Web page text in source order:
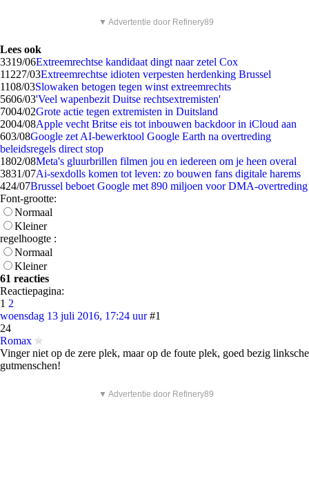
▼ Advertentie door Refinery89
Lees ook
3319/06Extreemrechtse kandidaat dingt naar zetel Cox
11227/03Extreemrechtse idioten verpesten herdenking Brussel
1108/03Slowaken betogen tegen winst extreemrechts
5606/03'Veel wapenbezit Duitse rechtsextremisten'
7004/02Grote actie tegen extremisten in Duitsland
2004/08Apple vecht Britse eis tot inbouwen backdoor in iCloud aan
603/08Google zet AI-bewerktool Google Earth na overtreding
beleidsregels direct stop
1802/08Meta's gluurbrillen filmen jou en iedereen om je heen overal
3831/07Ai-sexdolls komen tot leven: zo bouwen fans digitale harems
424/07Brussel beboet Google met 890 miljoen voor DMA-overtreding
Font-grootte:
Normaal
Kleiner
regelhoogte :
Normaal
Kleiner
61 reacties
Reactiepagina:
1 2
woensdag 13 juli 2016, 17:24 uur #1
24
Romax
Vinger niet op de zere plek, maar op de foute plek, goed bezig linksche
gutmenschen!
▼ Advertentie door Refinery89